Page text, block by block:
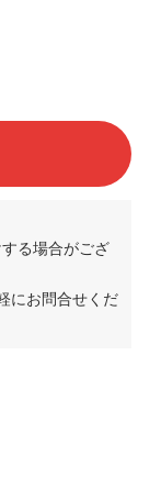
る場合がござ
にお問合せくだ